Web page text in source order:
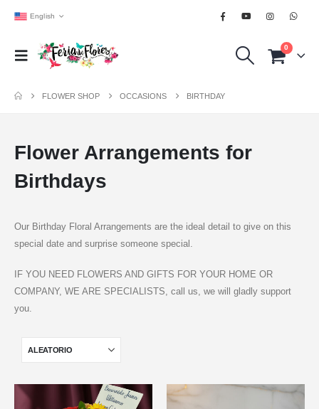
English
0
FLOWER SHOP OCCASIONS BIRTHDAY
Flower Arrangements for
Birthdays
Our Birthday Floral Arrangements are the ideal detail to give on this
special date and surprise someone special.
IF YOU NEED FLOWERS AND GIFTS FOR YOUR HOME OR
COMPANY, WE ARE SPECIALISTS, call us, we will gladly support
you.